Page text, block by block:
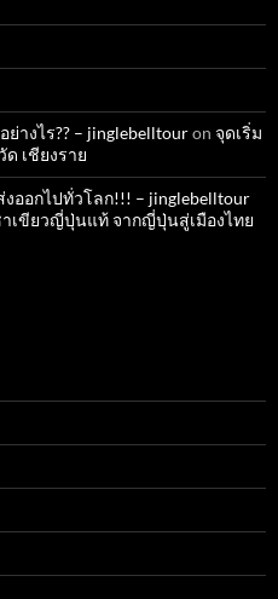
างไร?? – jinglebelltouron จุดเริ่ม
เชียงราย
ออกไปทั่วโลก!!! – jinglebelltour
เขียวญี่ปุ่นแท้ จากญี่ปุ่นสู่เมืองไทย